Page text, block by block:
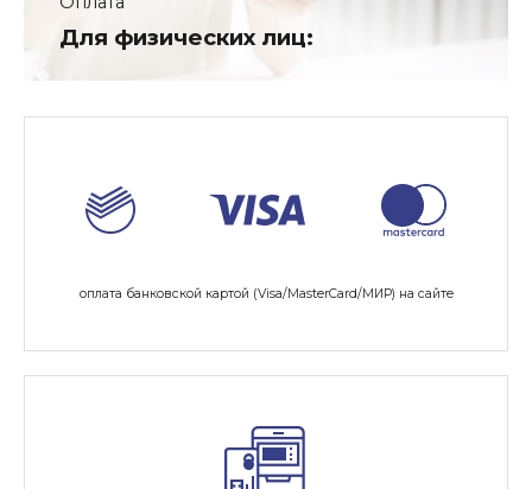
Для физических лиц:
оплата банковской картой (Visa/MasterСard/МИР) на сайте